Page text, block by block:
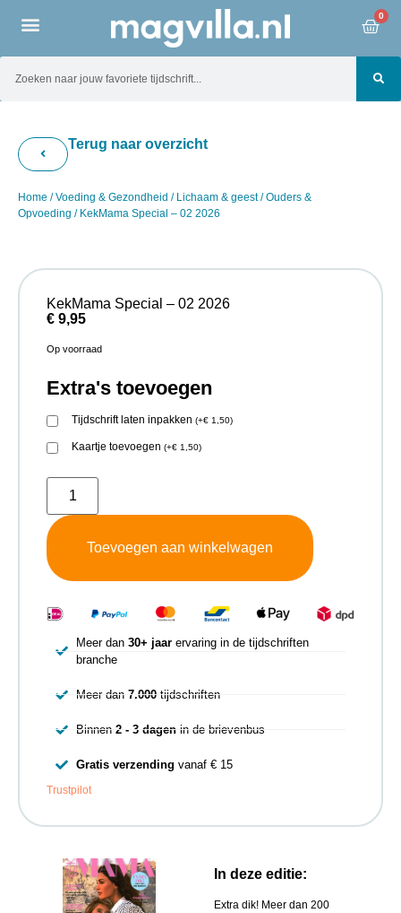
0
Terug naar overzicht
Home /Voeding & Gezondheid / Lichaam & geest/Ouders &
Opvoeding / KekMama Special – 02 2026
In deze editie:
Extra dik! Meer dan 200
KekMama Special – 02 2026
€ 9,95
Op voorraad
Extra's toevoegen
Tijdschrift laten inpakken (+€ 1,50)
Kaartje toevoegen (+€ 1,50)
Toevoegen aan winkelwagen
Meer dan 30+ jaarervaring in de tijdschriften
branche
Meer dan 7.000tijdschriften
Binnen 2 - 3 dagenin de brievenbus
Gratis verzending vanaf € 15
Trustpilot